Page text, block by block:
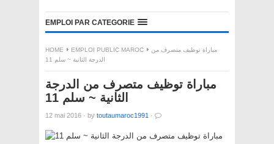
EMPLOI PAR CATEGORIE
HOME EMPLOI PUBLIC MAROC
مباراة توظيف متصرف من
الدرجة الثانية ~ سلم 11
مباراة توظيف متصرف من الدرجة
الثانية ~ سلم 11
12 mai 2016 · by toutaumaroc1991 ·